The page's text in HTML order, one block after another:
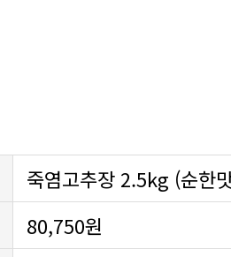
죽염고추장 2.5kg (순한
80,750원